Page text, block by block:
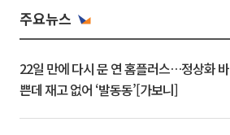
주요뉴스
22일 만에 다시 문 연 홈플러스…정상화 바
쁜데 재고 없어 ‘발동동’[가보니]